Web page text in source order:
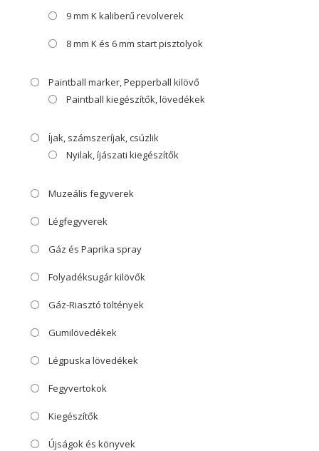
9 mm K kaliberű revolverek
8 mm K és 6 mm start pisztolyok
Paintball marker, Pepperball kilövő
Paintball kiegészítők, lövedékek
Íjak, számszeríjak, csúzlik
Nyilak, íjászati kiegészítők
Muzeális fegyverek
Légfegyverek
Gáz és Paprika spray
Folyadéksugár kilövők
Gáz-Riasztó töltények
Gumilövedékek
Légpuska lövedékek
Fegyvertokok
Kiegészítők
Újságok és könyvek